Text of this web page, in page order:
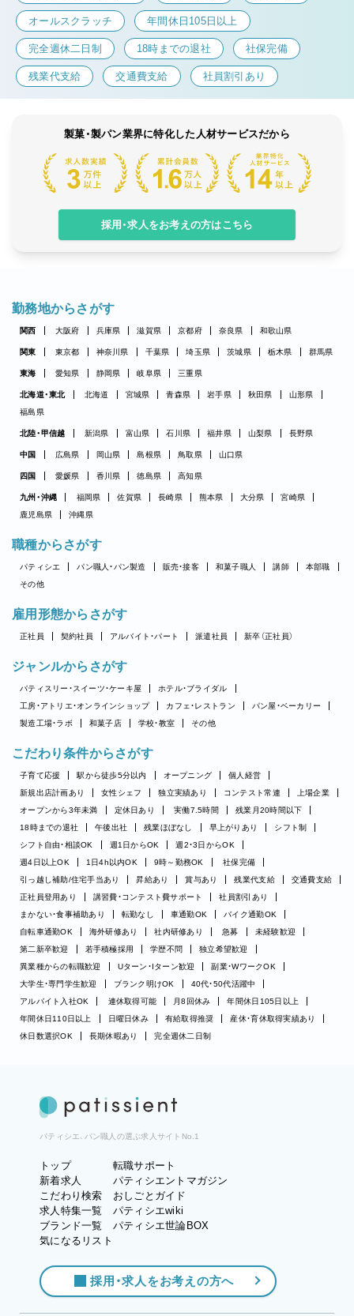
オールスクラッチ 年間休日105日以上
完全週休二日制 18時までの退社 社保完備
残業代支給 交通費支給 社員割引あり
製菓・製パン業界に特化した人材サービスだから
採用・求人をお考えの方はこちら
勤務地からさがす
関西 大阪府 兵庫県 滋賀県 京都府 奈良県 和歌山県
関東 東京都 神奈川県 千葉県 埼玉県 茨城県 栃木県 群馬県
東海 愛知県 静岡県 岐阜県 三重県
北海道・東北 北海道 宮城県 青森県 岩手県 秋田県
山形県
福島県
北陸・甲信越 新潟県 富山県 石川県 福井県 山梨県 長野県
中国 広島県 岡山県 島根県 鳥取県 山口県
四国 愛媛県 香川県 徳島県 高知県
九州・沖縄 福岡県 佐賀県 長崎県 熊本県 大分県
宮崎県
鹿児島県
沖縄県
職種からさがす
パティシエ パン職人・パン製造 販売・接客 和菓子職人 講師
本部職
その他
雇用形態からさがす
正社員 契約社員 アルバイト・パート 派遣社員 新卒（正社員）
ジャンルからさがす
パティスリー・スイーツ・ケーキ屋
ホテル・ブライダル
工房・アトリエ・オンラインショップ
カフェ・レストラン
パン屋・ベーカリー
製造工場・ラボ
和菓子店 学校・教室 その他
こだわり条件からさがす
子育て応援 駅から徒歩5分以内 オープニング
個人経営
新規出店計画あり
女性シェフ 独立実績あり コンテスト常連
上場企業
オープンから3年未満
定休日あり 実働7.5時間
残業月20時間以下
18時までの退社
午後出社 残業ほぼなし 早上がりあり
シフト制
シフト自由・相談OK
週1日からOK
週2・3日からOK
週4日以上OK
1日4h以内OK 9時～勤務OK
社保完備
引っ越し補助/住宅手当あり
昇給あり 賞与あり 残業代支給
交通費支給
正社員登用あり
講習費・コンテスト費サポート
社員割引あり
まかない・食事補助あり
転勤なし 車通勤OK
バイク通勤OK
自転車通勤OK
海外研修あり 社内研修あり 急募
未経験歓迎
第二新卒歓迎
若手積極採用 学歴不問
独立希望歓迎
異業種からの転職歓迎
Uターン・Iターン歓迎
副業・WワークOK
大学生・専門学生歓迎
ブランク明けOK
40代・50代活躍中
アルバイト入社OK
連休取得可能 月8回休み
年間休日105日以上
年間休日110日以上
日曜日休み 有給取得推奨
産休・育休取得実績あり
休日数選択OK
長期休暇あり 完全週休二日制
パティシエ、パン職人の選ぶ求人サイトNo.1
トップ
新着求人
こだわり検索
求人特集一覧
ブランド一覧
気になるリスト
転職サポート
パティシエントマガジン
おしごとガイド
パティシエwiki
パティシエ世論BOX
採用・求人をお考えの方へ